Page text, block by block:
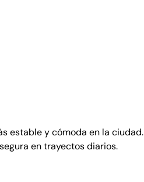
estable y cómoda en la
en trayectos diarios.